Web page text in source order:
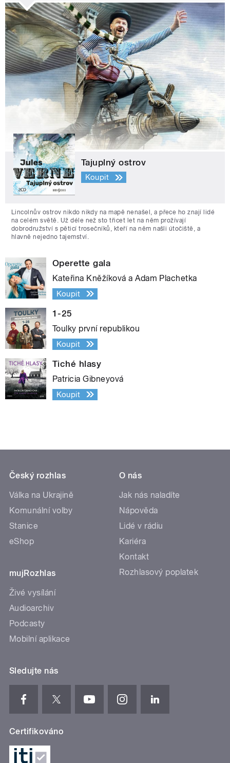
Tajuplný ostrov
Koupit
Lincolnův ostrov nikdo nikdy na mapě nenašel, a přece ho znají lidé
na celém světě. Už déle než sto třicet let na něm prožívají
dobrodružství s pěticí trosečníků, kteří na něm našli útočiště, a
hlavně nejedno tajemství.
Operette gala
Kateřina Kněžíková a Adam Plachetka
Koupit
1-25
Toulky první republikou
Koupit
Tiché hlasy
Patricia Gibneyová
Koupit
Český rozhlas
Válka na Ukrajině
Komunální volby
Stanice
eShop
mujRozhlas
Živé vysílání
Audioarchiv
Podcasty
Mobilní aplikace
O nás
Jak nás naladíte
Nápověda
Lidé v rádiu
Kariéra
Kontakt
Rozhlasový poplatek
Sledujte nás
Certifikováno